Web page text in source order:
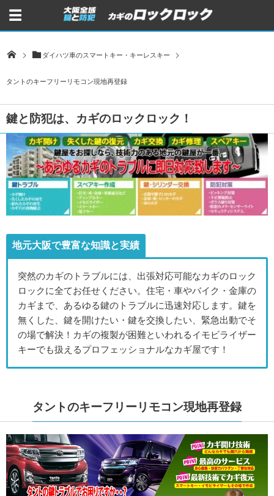
ダイハツ車のスマートキー・キーレスキー
タントのキーフリーリモコン現地再登録
鍵と防犯は、カギのロックロック！
地元大阪で豊富な知識と実績
突然のカギのトラブルには、出張対応可能なカギのロック
ロックに全てお任せください。住宅・車やバイク・金庫の
カギまで、あるゆる鍵のトラブルに迅速対応します。鍵を
無くした、鍵を開けたい・鍵を交換したい、緊急出動でそ
の場で解決！カギの複製が困難といわれるイモビライザー
キーでも扱えるプロフェッショナルなカギ屋です！
タントのキーフリーリモコン現地再登録